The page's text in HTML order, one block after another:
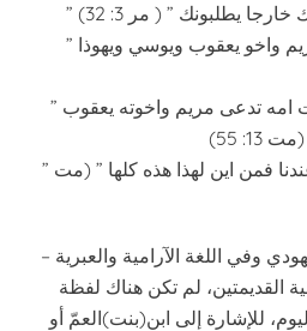
” أليس هذا هو النجار ابن مريم واخو يعقوب ويوسي ويهوذا
” أليس هذا ابن النجار.أليست امه تدعى مريم واخوته يعقوب
” أوليست اخواته جميعهنّ عندنا فمن اين لهذا هذه كلها ” (مت
القديمتين، لم تكن هناك لفظة
للإشارة إلى ابن(بنت)العمّ أو